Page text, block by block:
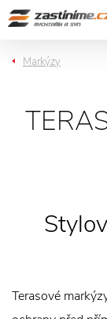
Markýzy
Terasové